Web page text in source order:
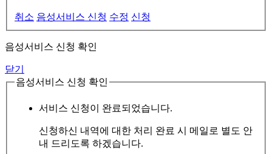
취소 음성서비스 신청 수정 신청
음성서비스 신청 확인
닫기
음성서비스 신청 확인
서비스 신청이 완료되었습니다.
신청하신 내역에 대한 처리 완료 시 메일로 별도 안
내 드리도록 하겠습니다.